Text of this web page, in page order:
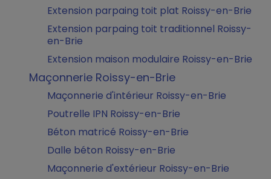
Extension parpaing toit plat Roissy-en-Brie
Extension parpaing toit traditionnel Roissy-
en-Brie
Extension maison modulaire Roissy-en-Brie
Maçonnerie Roissy-en-Brie
Maçonnerie d'intérieur Roissy-en-Brie
Poutrelle IPN Roissy-en-Brie
Béton matricé Roissy-en-Brie
Dalle béton Roissy-en-Brie
Maçonnerie d'extérieur Roissy-en-Brie